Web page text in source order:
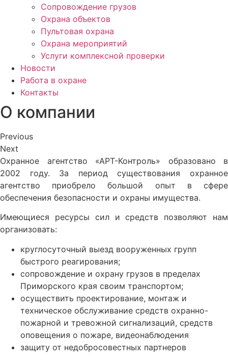
Сопровождение грузов
Охрана объектов
Пультовая охрана
Охрана мероприятий
Услуги комплексной проверки
Новости
Работа в охране
Контакты
О компании
Previous
Next
Охранное агентство «АРТ-Контроль» образовано в
2002 году. За период существования охранное
агентство приобрело большой опыт в сфере
обеспечения безопасности и охраны имущества.
Имеющиеся ресурсы сил и средств позволяют нам
организовать:
круглосуточный выезд вооруженных групп
быстрого реагирования;
сопровождение и охрану грузов в пределах
Приморского края своим транспортом;
осуществить проектирование, монтаж и
техническое обслуживание средств охранно-
пожарной и тревожной сигнализаций, средств
оповещения о пожаре, видеонаблюдения
защиту от недобросовестных партнеров